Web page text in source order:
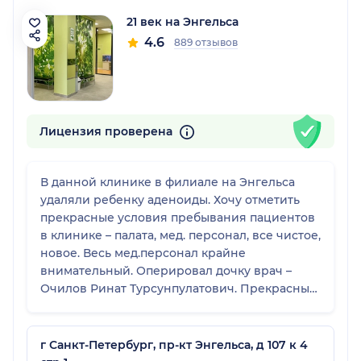
21 век на Энгельса
4.6 889 отзывов
Лицензия проверена
В данной клинике в филиале на Энгельса
удаляли ребенку аденоиды. Хочу отметить
прекрасные условия пребывания пациентов
в клинике – палата, мед. персонал, все чистое,
новое. Весь мед.персонал крайне
внимательный. Оперировал дочку врач –
Очилов Ринат Турсунпулатович. Прекрасный,
существу. Перед принятием решения, где
оперироваться – получили множество
г Санкт-Петербург, пр-кт Энгельса, д 107 к 4